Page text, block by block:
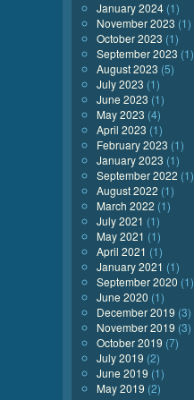
January 2024 (1)
November 2023 (1)
October 2023 (1)
September 2023 (1)
August 2023 (5)
July 2023 (1)
June 2023 (1)
May 2023 (4)
April 2023 (1)
February 2023 (1)
January 2023 (1)
September 2022 (1)
August 2022 (1)
March 2022 (1)
July 2021 (1)
May 2021 (1)
April 2021 (1)
January 2021 (1)
September 2020 (1)
June 2020 (1)
December 2019 (3)
November 2019 (3)
October 2019 (7)
July 2019 (2)
June 2019 (1)
May 2019 (2)